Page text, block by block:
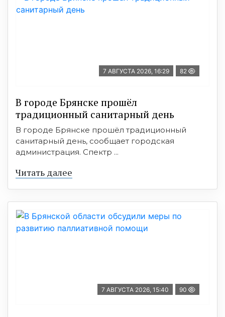
7 АВГУСТА 2026, 16:29 82
В городе Брянске прошёл
традиционный санитарный день
В городе Брянске прошёл традиционный
санитарный день, сообщает городская
администрация. Спектр ...
Читать далее
7 АВГУСТА 2026, 15:40 90